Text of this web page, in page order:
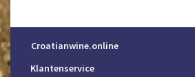
Croatianwine.online
Klantenservice